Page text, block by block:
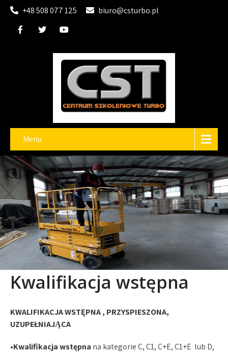
+48 508 077 125 biuro@csturbo.pl
Menu
Kwalifikacja wstępna
KWALIFIKACJA WSTĘPNA , PRZYSPIESZONA,
UZUPEŁNIAJĄCA
•Kwalifikacja wstępna na kategorie C, C1, C+E, C1+E lub D,